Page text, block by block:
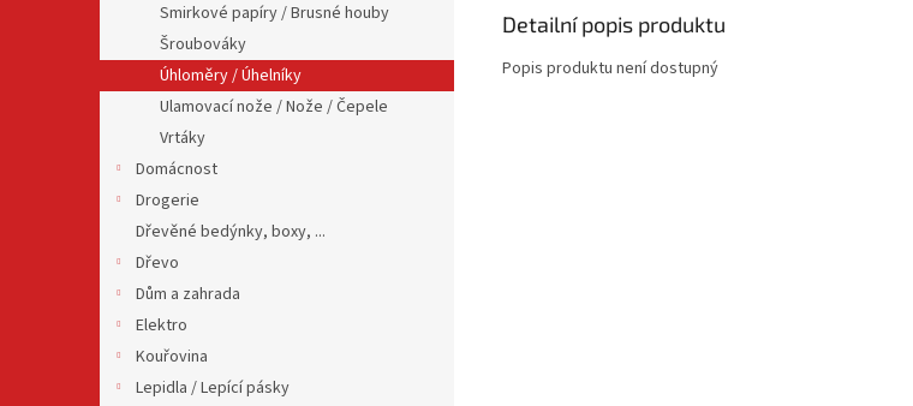
Smirkové papíry / Brusné houby
Šroubováky
Úhloměry / Úhelníky
Ulamovací nože / Nože / Čepele
Vrtáky
Domácnost
Drogerie
Dřevěné bedýnky, boxy, ...
Dřevo
Dům a zahrada
Elektro
Kouřovina
Lepidla / Lepící pásky
Detailní popis produktu
Popis produktu není dostupný